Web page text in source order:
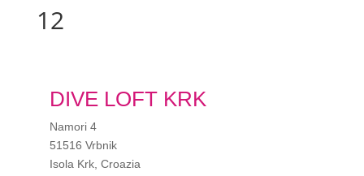
12
DIVE LOFT KRK
Namori 4
51516 Vrbnik
Isola Krk, Croazia